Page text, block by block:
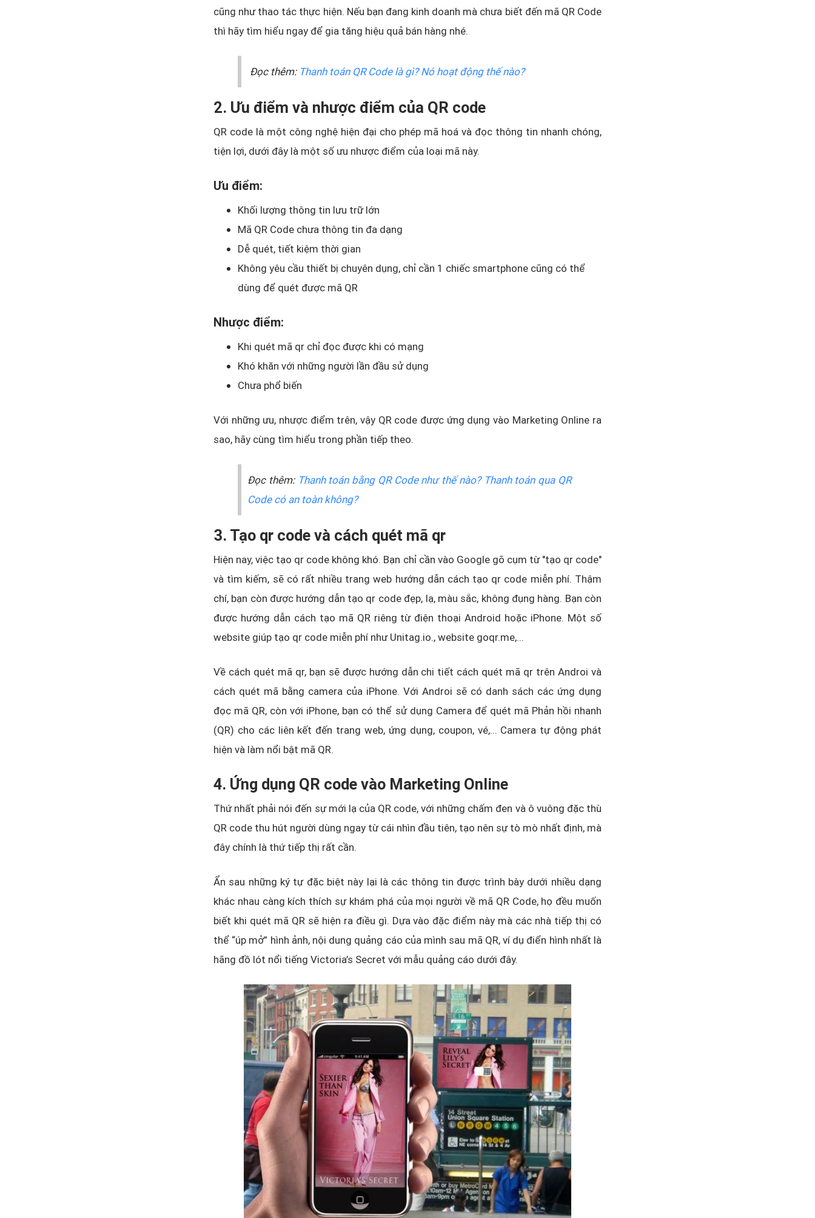
cũng như thao tác thực hiện. Nếu bạn đang kinh doanh mà chưa biết đến mã QR Code
thì hãy tìm hiểu ngay để gia tăng hiệu quả bán hàng nhé.
Đọc thêm: Thanh toán QR Code là gì? Nó hoạt động thế nào?
2. Ưu điểm và nhược điểm của QR code
QR code là một công nghệ hiện đại cho phép mã hoá và đọc thông tin nhanh chóng,
tiện lợi, dưới đây là một số ưu nhược điểm của loại mã này.
Ưu điểm:
Khối lượng thông tin lưu trữ lớn
Mã QR Code chưa thông tin đa dạng
Dễ quét, tiết kiệm thời gian
Không yêu cầu thiết bị chuyên dụng, chỉ cần 1 chiếc smartphone cũng có thể
dùng để quét được mã QR
Nhược điểm:
Khi quét mã qr chỉ đọc được khi có mạng
Khó khăn với những người lần đầu sử dụng
Chưa phổ biến
Với những ưu, nhược điểm trên, vậy QR code được ứng dụng vào Marketing Online ra
sao, hãy cùng tìm hiểu trong phần tiếp theo.
Đọc thêm: Thanh toán bằng QR Code như thế nào? Thanh toán qua QR
Code có an toàn không?
3. Tạo qr code và cách quét mã qr
Hiện nay, việc tạo qr code không khó. Bạn chỉ cần vào Google gõ cụm từ "tạo qr code"
và tìm kiếm, sẽ có rất nhiều trang web hướng dẫn cách tạo qr code miễn phí. Thậm
chí, bạn còn được hướng dẫn tạo qr code đẹp, lạ, màu sắc, không đụng hàng. Bạn còn
được hướng dẫn cách tạo mã QR riêng từ điện thoại Android hoặc iPhone. Một số
website giúp tạo qr code miễn phí như Unitag.io., website goqr.me,...
Về cách quét mã qr, bạn sẽ được hướng dẫn chi tiết cách quét mã qr trên Androi và
cách quét mã bằng camera của iPhone. Với Androi sẽ có danh sách các ứng dụng
đọc mã QR, còn với iPhone, bạn có thể sử dụng Camera để quét mã Phản hồi nhanh
(QR) cho các liên kết đến trang web, ứng dụng, coupon, vé,... Camera tự động phát
hiện và làm nổi bật mã QR.
4. Ứng dụng QR code vào Marketing Online
Thứ nhất phải nói đến sự mới lạ của QR code, với những chấm đen và ô vuông đặc thù
QR code thu hút người dùng ngay từ cái nhìn đầu tiên, tạo nên sự tò mò nhất định, mà
đây chính là thứ tiếp thị rất cần.
Ẩn sau những ký tự đặc biệt này lại là các thông tin được trình bày dưới nhiều dạng
khác nhau càng kích thích sự khám phá của mọi người về mã QR Code, họ đều muốn
biết khi quét mã QR sẽ hiện ra điều gì. Dựa vào đặc điểm này mà các nhà tiếp thị có
thể “úp mở” hình ảnh, nội dung quảng cáo của mình sau mã QR, ví dụ điển hình nhất là
hãng đồ lót nổi tiếng Victoria’s Secret với mẫu quảng cáo dưới đây.